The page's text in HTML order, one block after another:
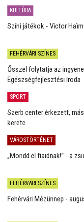
KULTÚRA
Színi játékok - Victor
FEHÉRVÁRI SZÍNES
Ősszel folytatja az
Egészségfejlesztési Iroda
SPORT
Szerb center érkezett,
kerete
VÁROSTÖRTÉNET
„Mondd el fiaidnak!” - a
FEHÉRVÁRI SZÍNES
Fehérvári Mézünnep -